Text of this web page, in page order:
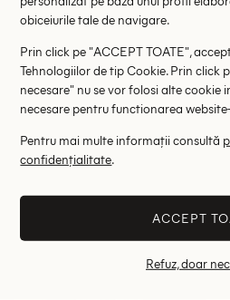
279.00 lei
RRP: 599.00 lei
W36/L32
- 67% -
obiceiurile tale de navigare.
Prin click pe "ACCEPT TOATE",
Tehnologiilor de tip Cookie. Prin click
necesare" nu se vor folosi alte cookie
necesare pentru functionarea
Pentru mai multe informații consultă
confidențialitate.
ACCEPT
Refuz, doar